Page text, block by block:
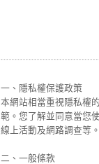
一、隱私權保護政策
本網站相當重視隱私權
範。您了解並同意當您
線上活動及網路調查等。
二、一般條款